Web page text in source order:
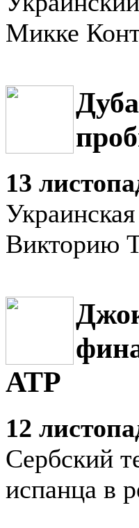
Микке
13
Викторию
АТР
12
Сербский
испанца в